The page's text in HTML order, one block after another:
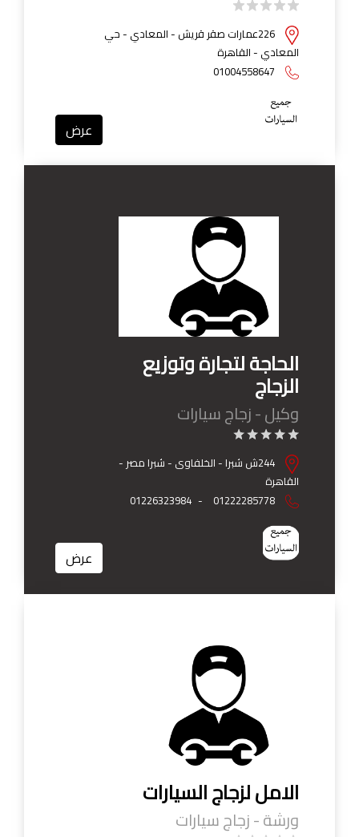
226عمارات صقر قريش - المعادي - حي
المعادي - القاهرة
01004558647
عرض
الحاجة لتجارة وتوزيع
الزجاج
وكيل - زجاج سيارات
244ش شبرا - الخلفاوى - شبرا مصر -
القاهرة
01222285778
-
01226323984
عرض
الامل لزجاج السيارات
ورشة - زجاج سيارات